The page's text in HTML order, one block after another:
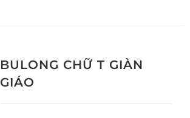
BULONG CHỮ T GIÀN
GIÁO